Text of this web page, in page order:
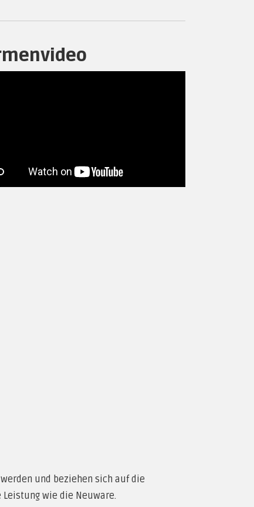
und beziehen sich auf die
wie die Neuware.